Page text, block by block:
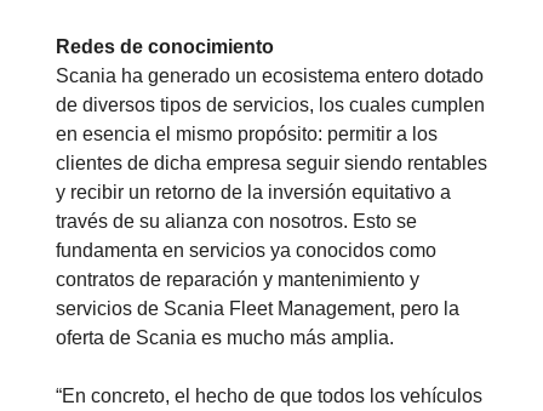
Redes de conocimiento
Scania ha generado un ecosistema entero dotado
de diversos tipos de servicios, los cuales cumplen
en esencia el mismo propósito: permitir a los
clientes de dicha empresa seguir siendo rentables
y recibir un retorno de la inversión equitativo a
través de su alianza con nosotros. Esto se
fundamenta en servicios ya conocidos como
contratos de reparación y mantenimiento y
servicios de Scania Fleet Management, pero la
oferta de Scania es mucho más amplia.
“En concreto, el hecho de que todos los vehículos